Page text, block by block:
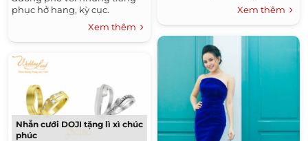
phục hở hang, kỳ cục.
Xem thêm
Nhẫn cưới DOJI tặng lì xì chúc
phúc
Xem thêm